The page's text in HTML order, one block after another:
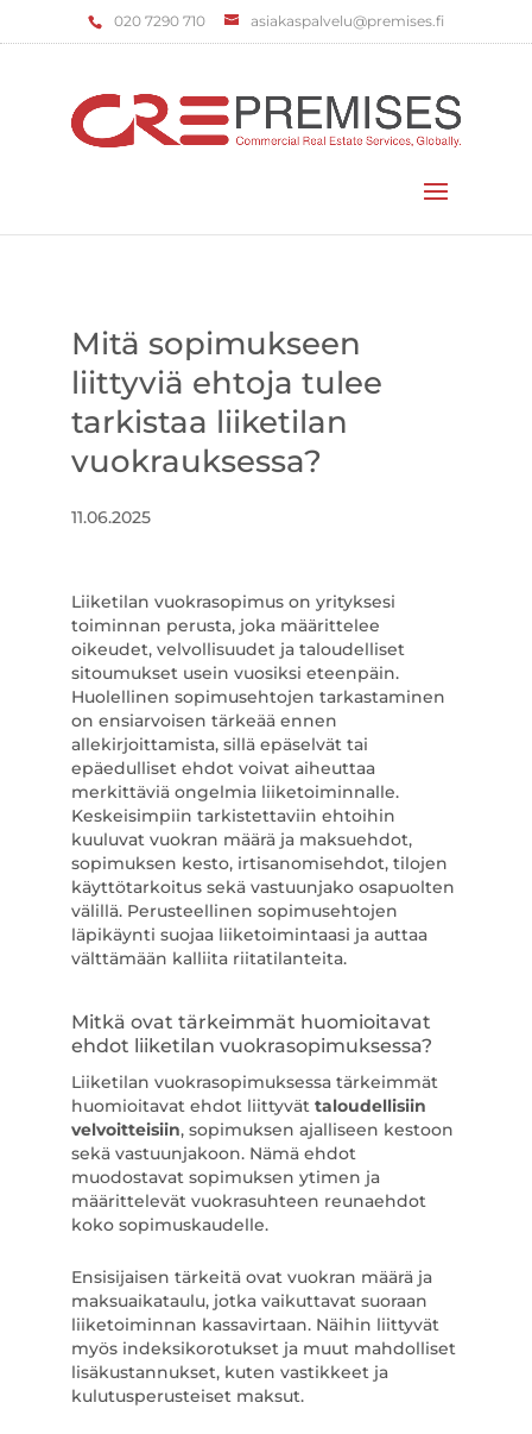
‌020 7290 710 asiakaspalvelu@premises.fi
Mitä sopimukseen
liittyviä ehtoja tulee
tarkistaa liiketilan
vuokrauksessa?
11.06.2025
Liiketilan vuokrasopimus on yrityksesi
toiminnan perusta, joka määrittelee
oikeudet, velvollisuudet ja taloudelliset
sitoumukset usein vuosiksi eteenpäin.
Huolellinen sopimusehtojen tarkastaminen
on ensiarvoisen tärkeää ennen
allekirjoittamista, sillä epäselvät tai
epäedulliset ehdot voivat aiheuttaa
merkittäviä ongelmia liiketoiminnalle.
Keskeisimpiin tarkistettaviin ehtoihin
kuuluvat vuokran määrä ja maksuehdot,
sopimuksen kesto, irtisanomisehdot, tilojen
käyttötarkoitus sekä vastuunjako osapuolten
välillä. Perusteellinen sopimusehtojen
läpikäynti suojaa liiketoimintaasi ja auttaa
välttämään kalliita riitatilanteita.
Mitkä ovat tärkeimmät huomioitavat
ehdot liiketilan vuokrasopimuksessa?
Liiketilan vuokrasopimuksessa tärkeimmät
huomioitavat ehdot liittyvät taloudellisiin
velvoitteisiin, sopimuksen ajalliseen kestoon
sekä vastuunjakoon. Nämä ehdot
muodostavat sopimuksen ytimen ja
määrittelevät vuokrasuhteen reunaehdot
koko sopimuskaudelle.
Ensisijaisen tärkeitä ovat vuokran määrä ja
maksuaikataulu, jotka vaikuttavat suoraan
liiketoiminnan kassavirtaan. Näihin liittyvät
myös indeksikorotukset ja muut mahdolliset
lisäkustannukset, kuten vastikkeet ja
kulutusperusteiset maksut.